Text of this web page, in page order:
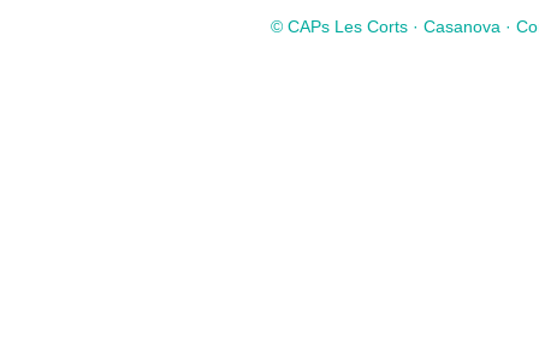
© CAPs Les Corts · Casanova ·